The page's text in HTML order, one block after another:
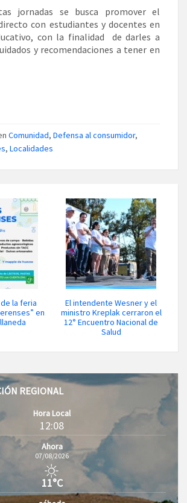
jornadas se busca promover el
con estudiantes y docentes en
con la finalidad de darles a
y recomendaciones a tener en
Comunidad, Defensa al consumidor,
, Localidades
la feria
en
El intendente Wesner y el
ministro Kreplak cerraron el
12° Encuentro Nacional de
Salud
REGIONAL
Hora Local
12:08
Ahora
07/08/2026
11°C